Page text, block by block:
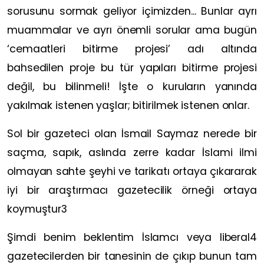
sorusunu sormak geliyor içimizden... Bunlar ayrı
muammalar ve ayrı önemli sorular ama bugün
‘cemaatleri bitirme projesi’ adı altında
bahsedilen proje bu tür yapıları bitirme projesi
değil, bu bilinmeli! İşte o kuruların yanında
yakılmak istenen yaşlar; bitirilmek istenen onlar.
Sol bir gazeteci olan İsmail Saymaz nerede bir
saçma, sapık, aslında zerre kadar İslami ilmi
olmayan sahte şeyhi ve tarikatı ortaya çıkararak
iyi bir araştırmacı gazetecilik örneği ortaya
koymuştur3
Şimdi benim beklentim İslamcı veya liberal4
gazetecilerden bir tanesinin de çıkıp bunun tam